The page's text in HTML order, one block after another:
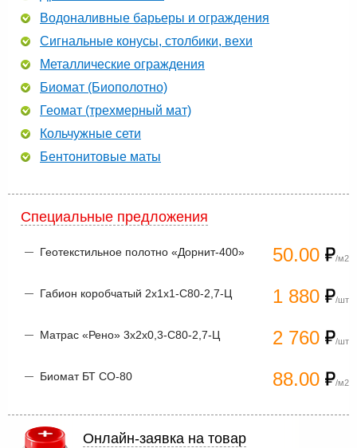
Водоналивные барьеры и ограждения
Сигнальные конусы, столбики, вехи
Металлические ограждения
Биомат (Биополотно)
Геомат (трехмерный мат)
Кольчужные сети
Бентонитовые маты
Специальные предложения
50.00 /м2
Геотекстильное полотно «Дорнит-400»
1 880 /шт
Габион коробчатый 2х1х1-С80-2,7-Ц
2 760 /шт
Матрас «Рено» 3х2х0,3-С80-2,7-Ц
88.00 /м2
Биомат БТ СО-80
Онлайн-заявка на товар